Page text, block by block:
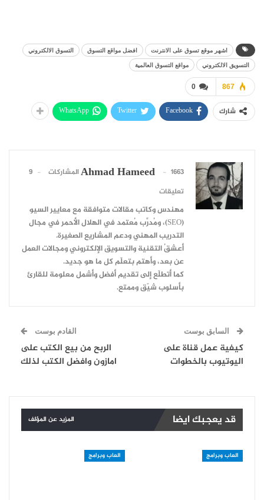
اشهر موقع تسوق على الانترنت افضل مواقع التسوق
التسوق الالكتروني
التسويق الالكتروني
مواقع التسوق العالمية
0 867
شارك Facebook
Twitter
WhatsApp
Ahmad Hameed 1663 المشاركات
9
تعليقات
مهندس وكاتب مقالات متوافقة مع معايير السيو
(SEO)، ومُدرِّب مُعتمد في الهلال الأحمر في مجال
التدريب المهني ودعم المشاريع الصغيرة.
أعشقُ التقنية والتسويق الإلكتروني ومجالات العمل
عن بعد، وأهتم بتعلّم كل ما هو جديد.
كما أتطلّع إلى تقديم أفضل وأشمل معلومة للقارئ
بأسلوب شيّق وممتع.
السابق بوست
كيفية عمل قناة على
اليوتيوب بالخطوات
القادم بوست
الربح من بيع الكتب على
امازون وافضل الكتب لذلك
قد يعجبك ايضا المزيد عن المؤلف
العاب وبرامج العاب وبرامج